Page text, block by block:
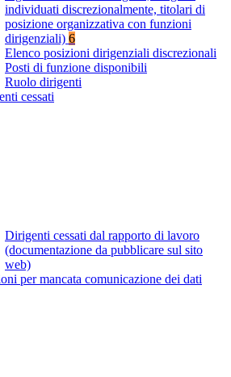
individuati discrezionalmente, titolari di
posizione organizzativa con funzioni
dirigenziali) 6
Elenco posizioni dirigenziali discrezionali
Posti di funzione disponibili
Ruolo dirigenti
cessati
Dirigenti cessati dal rapporto di lavoro
(documentazione da pubblicare sul sito
web)
per mancata comunicazione dei dati